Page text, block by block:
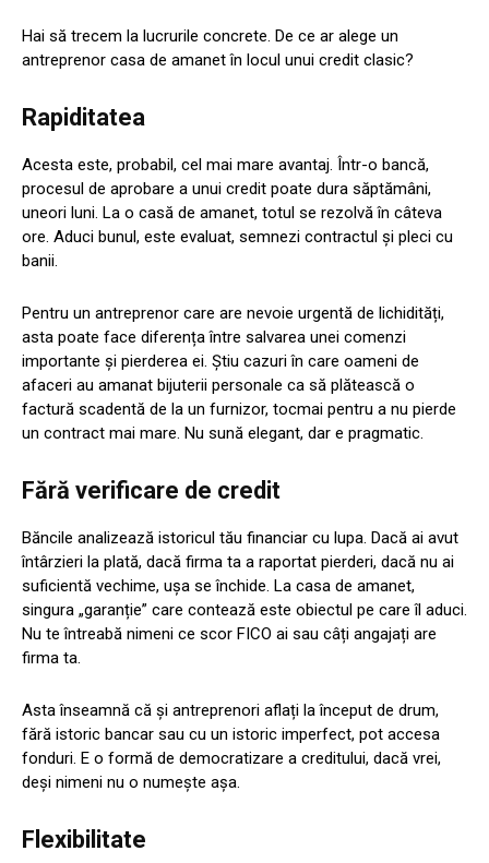
Hai să trecem la lucrurile concrete. De ce ar alege un
antreprenor casa de amanet în locul unui credit clasic?
Rapiditatea
Acesta este, probabil, cel mai mare avantaj. Într-o bancă,
procesul de aprobare a unui credit poate dura săptămâni,
uneori luni. La o casă de amanet, totul se rezolvă în câteva
ore. Aduci bunul, este evaluat, semnezi contractul și pleci cu
banii.
Pentru un antreprenor care are nevoie urgentă de lichidități,
asta poate face diferența între salvarea unei comenzi
importante și pierderea ei. Știu cazuri în care oameni de
afaceri au amanat bijuterii personale ca să plătească o
factură scadentă de la un furnizor, tocmai pentru a nu pierde
un contract mai mare. Nu sună elegant, dar e pragmatic.
Fără verificare de credit
Băncile analizează istoricul tău financiar cu lupa. Dacă ai avut
întârzieri la plată, dacă firma ta a raportat pierderi, dacă nu ai
suficientă vechime, ușa se închide. La casa de amanet,
singura „garanție” care contează este obiectul pe care îl aduci.
Nu te întreabă nimeni ce scor FICO ai sau câți angajați are
firma ta.
Asta înseamnă că și antreprenori aflați la început de drum,
fără istoric bancar sau cu un istoric imperfect, pot accesa
fonduri. E o formă de democratizare a creditului, dacă vrei,
deși nimeni nu o numește așa.
Flexibilitate